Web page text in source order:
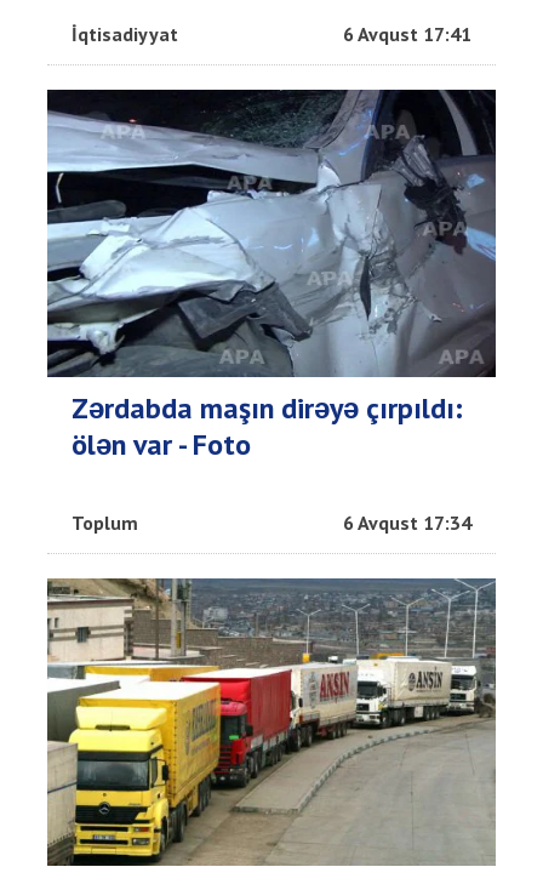
İqtisadiyyat 6 Avqust 17:41
Zərdabda maşın dirəyə çırpıldı:
ölən var - Foto
Toplum 6 Avqust 17:34